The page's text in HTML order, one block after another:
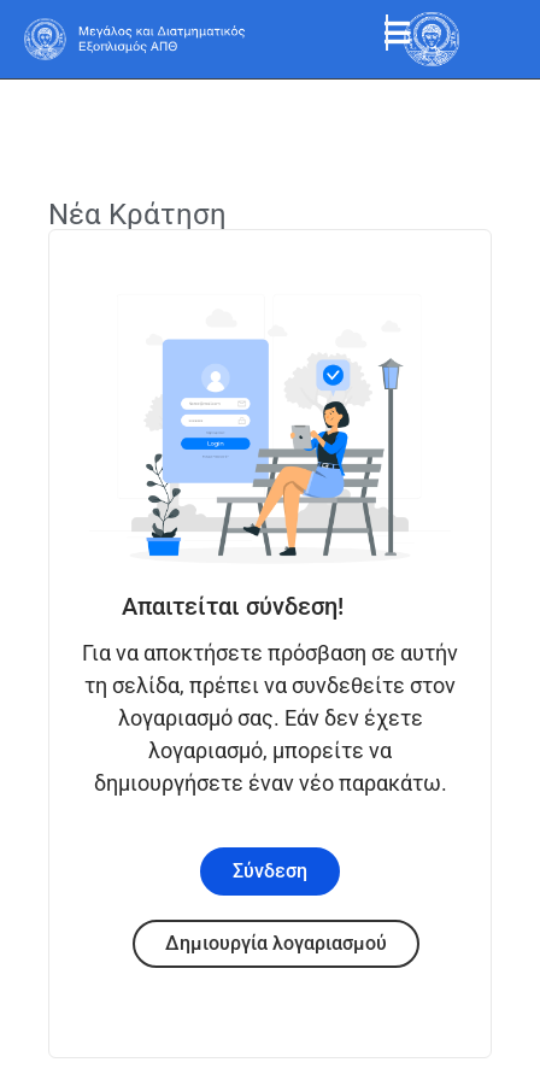
Νέα Κράτηση
Απαιτείται σύνδεση!
Για να αποκτήσετε πρόσβαση σε αυτήν
τη σελίδα, πρέπει να συνδεθείτε στον
λογαριασμό σας. Εάν δεν έχετε
λογαριασμό, μπορείτε να
δημιουργήσετε έναν νέο παρακάτω.
Σύνδεση
Δημιουργία λογαριασμού